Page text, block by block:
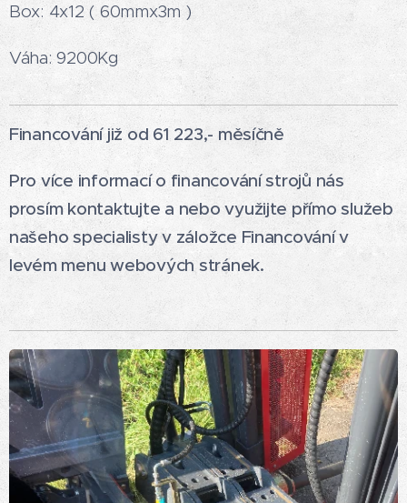
Box: 4x12 ( 60mmx3m )
Váha: 9200Kg
Financování již od 61 223,- měsíčně
Pro více informací o financování strojů nás
prosím kontaktujte a nebo využijte přímo služeb
našeho specialisty v záložce Financování v
levém menu webových stránek.